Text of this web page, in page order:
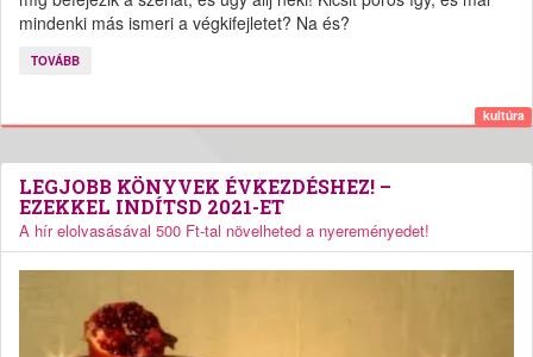
mindenki más ismeri a végkifejletet? Na és?
TOVÁBB
kultúra
LEGJOBB KÖNYVEK ÉVKEZDÉSHEZ! –
EZEKKEL INDÍTSD 2021-ET
A hír elolvasásával 500 Ft-tal növelheted a nyereményedet!